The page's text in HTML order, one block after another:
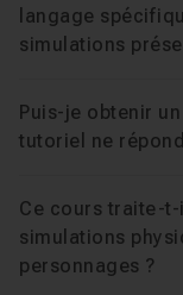
langage
simulations
Puis-je obtenir
tutoriel ne
Ce cours traite-t-
simulations
personnages ?